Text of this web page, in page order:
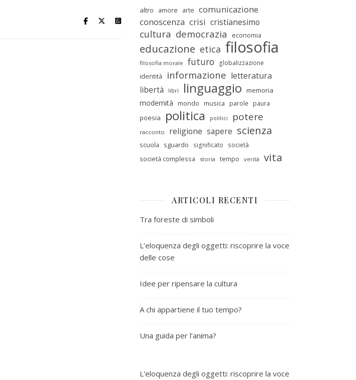
altro amore arte comunicazione
conoscenza crisi cristianesimo
cultura democrazia economia
educazione etica filosofia
filosofia morale futuro globalizzazione
identità informazione letteratura
libertà
libri linguaggio memoria
modernità mondo musica parole paura
poesia politica politici potere
racconto religione sapere scienza
scuola sguardo significato società
società complessa storia tempo verità vita
ARTICOLI RECENTI
Tra foreste di simboli
L’eloquenza degli oggetti: riscoprire la voce
delle cose
Idee per ripensare la cultura
A chi appartiene il tuo tempo?
Una guida per l’anima?
L'eloquenza degli oggetti: riscoprire la voce